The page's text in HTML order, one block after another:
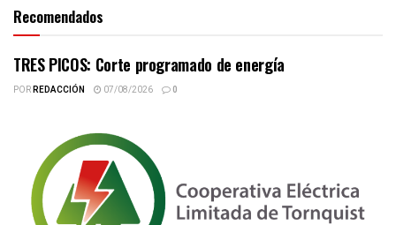
Recomendados
TRES PICOS: Corte programado de energía
PORREDACCIÓN 07/08/2026 0